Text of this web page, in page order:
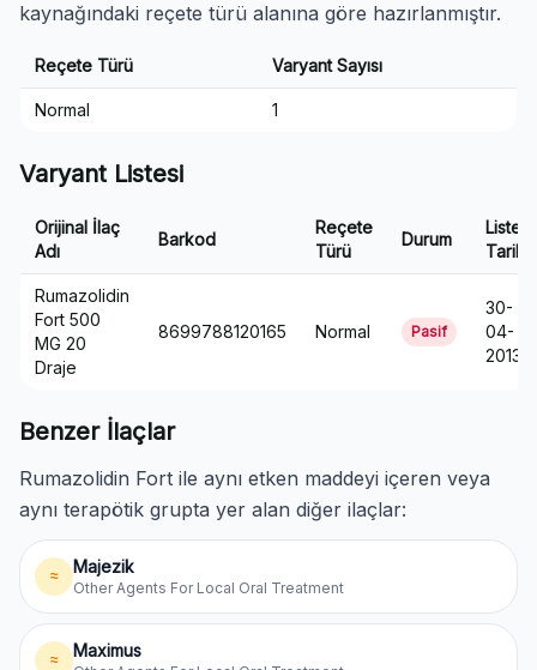
kaynağındaki reçete türü alanına göre hazırlanmıştır.
Reçete Türü Varyant Sayısı
Normal 1
Varyant Listesi
Orijinal İlaç
Adı
Barkod
Reçete
Türü
Durum
Liste
Tarihi
Rumazolidin
Fort 500
MG 20
Draje
8699788120165 Normal Pasif
30-
04-
2013
Benzer İlaçlar
Rumazolidin Fort ile aynı etken maddeyi içeren veya
aynı terapötik grupta yer alan diğer ilaçlar:
≈ Majezik
Other Agents For Local Oral Treatment
≈ Maximus